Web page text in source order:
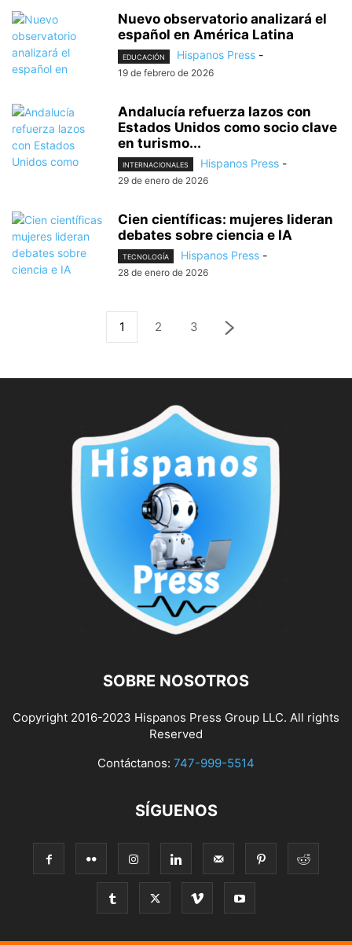
Nuevo observatorio analizará el
español en América Latina
EDUCACIÓN Hispanos Press -
19 de febrero de 2026
Andalucía refuerza lazos con
Estados Unidos como socio clave
en turismo...
INTERNACIONALES Hispanos Press -
29 de enero de 2026
Cien científicas: mujeres lideran
debates sobre ciencia e IA
TECNOLOGÍA Hispanos Press -
28 de enero de 2026
1 2 3
SOBRE NOSOTROS
Copyright 2016-2023 Hispanos Press Group LLC. All rights
Reserved
Contáctanos: 747-999-5514
SÍGUENOS